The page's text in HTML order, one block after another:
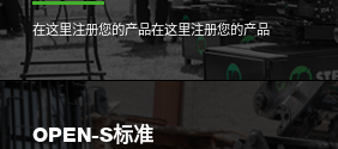
在这里注册您的产品在这里注册您的产品
OPEN-S标准